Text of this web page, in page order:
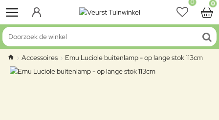
0 0
Doorzoek de winkel
home
Accessoires Emu Luciole buitenlamp - op lange stok 113cm